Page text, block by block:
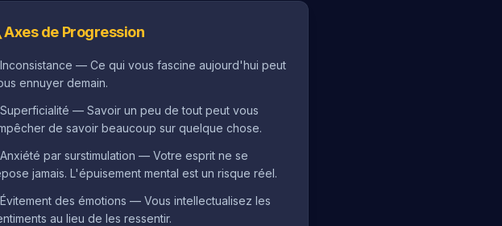
Axes de Progression
Inconsistance — Ce qui vous fascine aujourd'hui peut
ennuyer demain.
Superficialité — Savoir un peu de tout peut vous
de savoir beaucoup sur quelque chose.
Anxiété par surstimulation — Votre esprit ne se
jamais. L'épuisement mental est un risque réel.
Évitement des émotions — Vous intellectualisez les
au lieu de les ressentir.